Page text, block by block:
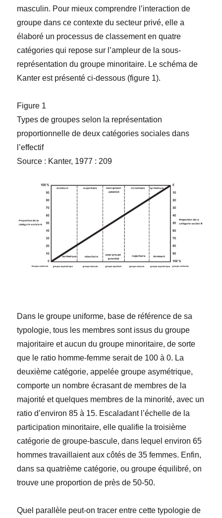
masculin. Pour mieux comprendre l’interaction de
groupe dans ce contexte du secteur privé, elle a
élaboré un processus de classement en quatre
catégories qui repose sur l’ampleur de la sous-
représentation du groupe minoritaire. Le schéma de
Kanter est présenté ci-dessous (figure 1).
Figure 1
Types de groupes selon la représentation
proportionnelle de deux catégories sociales dans
l’effectif
Source : Kanter, 1977 : 209
Dans le groupe uniforme, base de référence de sa
typologie, tous les membres sont issus du groupe
majoritaire et aucun du groupe minoritaire, de sorte
que le ratio homme-femme serait de 100 à 0. La
deuxième catégorie, appelée groupe asymétrique,
comporte un nombre écrasant de membres de la
majorité et quelques membres de la minorité, avec un
ratio d’environ 85 à 15. Escaladant l’échelle de la
participation minoritaire, elle qualifie la troisième
catégorie de groupe-bascule, dans lequel environ 65
hommes travaillaient aux côtés de 35 femmes. Enfin,
dans sa quatrième catégorie, ou groupe équilibré, on
trouve une proportion de près de 50-50.
Quel parallèle peut-on tracer entre cette typologie de